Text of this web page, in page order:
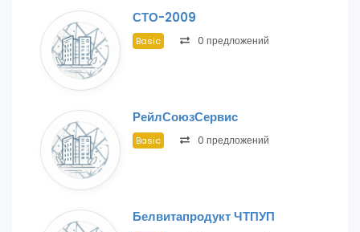
СТО-2009
Basic 0 предложений
РейлСоюзСервис
Basic 0 предложений
Белвитапродукт ЧТПУП